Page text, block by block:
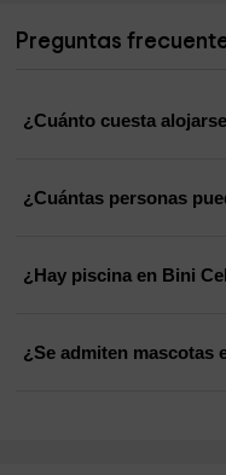
Preguntas
¿Cuánto cuesta
¿Cuántas personas
¿Hay piscina en Bini
¿Se admiten mascotas